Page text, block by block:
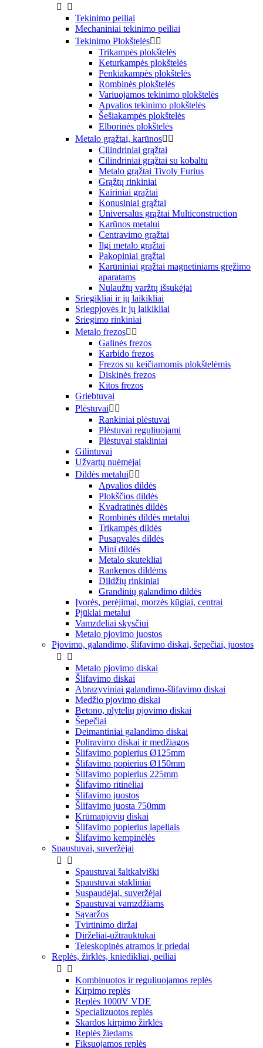


Tekinimo peiliai
Mechaniniai tekinimo peiliai
Tekinimo Plokštelės 
Trikampės plokštelės
Keturkampės plokštelės
Penkiakampės plokštelės
Rombinės plokštelės
Variuojamos tekinimo plokštelės
Apvalios tekinimo plokštelės
Šešiakampės plokštelės
Elborinės plokštelės
Metalo grąžtai, karūnos 
Cilindriniai grąžtai
Cilindriniai grąžtai su kobaltu
Metalo grąžtai Tivoly Furius
Grąžtų rinkiniai
Kairiniai grąžtai
Konusiniai grąžtai
Universalūs grąžtai Multiconstruction
Karūnos metalui
Centravimo grąžtai
Ilgi metalo grąžtai
Pakopiniai grąžtai
Karūniniai grąžtai magnetiniams gręžimo
aparatams
Nulaužtų varžtų išsukėjai
Sriegikliai ir jų laikikliai
Sriegpjovės ir jų laikikliai
Sriegimo rinkiniai
Metalo frezos 
Galinės frezos
Karbido frezos
Frezos su keičiamomis plokštelėmis
Diskinės frezos
Kitos frezos
Griebtuvai
Plėstuvai 
Rankiniai plėstuvai
Plėstuvai reguliuojami
Plėstuvai stakliniai
Gilintuvai
Užvartų nuėmėjai
Dildės metalui 
Apvalios dildės
Plokščios dildės
Kvadratinės dildės
Rombinės dildės metalui
Trikampės dildės
Pusapvalės dildės
Mini dildės
Metalo skutekliai
Rankenos dildėms
Dildžių rinkiniai
Grandinių galandimo dildės
Įvorės, perėjimai, morzės kūgiai, centrai
Pjūklai metalui
Vamzdeliai skysčiui
Metalo pjovimo juostos
Pjovimo, galandimo, šlifavimo diskai, šepečiai, juostos


Metalo pjovimo diskai
Šlifavimo diskai
Abrazyviniai galandimo-šlifavimo diskai
Medžio pjovimo diskai
Betono, plytelių pjovimo diskai
Šepečiai
Deimantiniai galandimo diskai
Poliravimo diskai ir medžiagos
Šlifavimo popierius Ø125mm
Šlifavimo popierius Ø150mm
Šlifavimo popierius 225mm
Šlifavimo ritinėliai
Šlifavimo juostos
Šlifavimo juosta 750mm
Krūmapjovių diskai
Šlifavimo popierius lapeliais
Šlifavimo kempinėlės
Spaustuvai, suveržėjai


Spaustuvai šaltkalviški
Spaustuvai stakliniai
Suspaudėjai, suveržėjai
Spaustuvai vamzdžiams
Sąvaržos
Tvirtinimo diržai
Dirželiai-užtrauktukai
Teleskopinės atramos ir priedai
Replės, žirklės, kniedikliai, peiliai


Kombinuotos ir reguliuojamos replės
Kirpimo replės
Replės 1000V VDE
Specializuotos replės
Skardos kirpimo žirklės
Replės žiedams
Fiksuojamos replės